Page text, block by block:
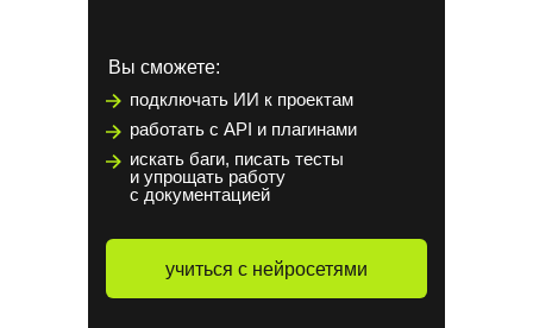
учиться с нейросетями
Вы сможете:
подключать ИИ к проектам
работать с API и плагинами
искать баги, писать тесты
и упрощать работу
с документацией